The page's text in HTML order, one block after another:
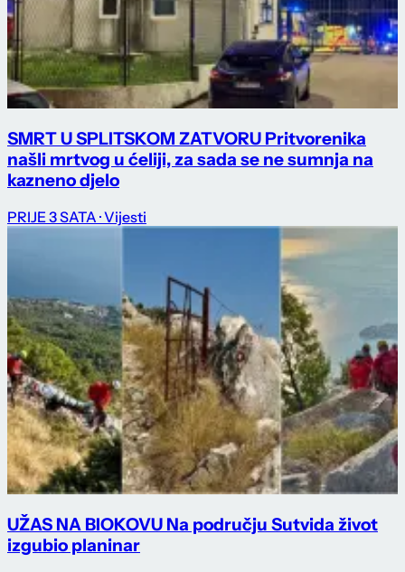
SMRT U SPLITSKOM ZATVORU Pritvorenika
našli mrtvog u ćeliji, za sada se ne sumnja na
kazneno djelo
PRIJE 3 SATA · Vijesti
UŽAS NA BIOKOVU Na području Sutvida život
izgubio planinar